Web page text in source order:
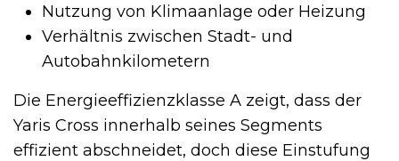
Nutzung von Klimaanlage oder Heizung
Verhältnis zwischen Stadt- und
Autobahnkilometern
Die Energieeffizienzklasse A zeigt, dass der
Yaris Cross innerhalb seines Segments
effizient abschneidet, doch diese Einstufung